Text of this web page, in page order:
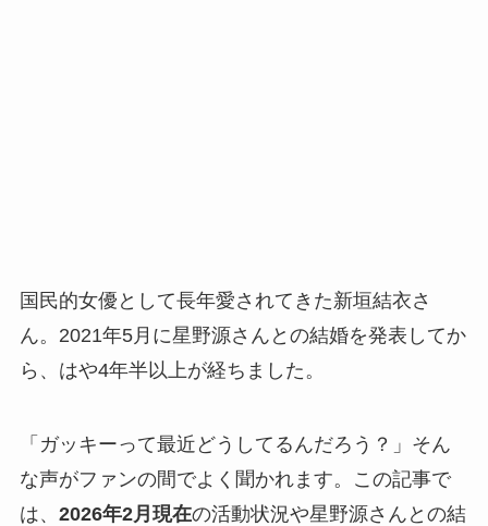
国民的女優として長年愛されてきた新垣結衣さ
ん。2021年5月に星野源さんとの結婚を発表してか
ら、はや4年半以上が経ちました。
「ガッキーって最近どうしてるんだろう？」そん
な声がファンの間でよく聞かれます。この記事で
は、 2026年2月現在の活動状況や星野源さんとの結